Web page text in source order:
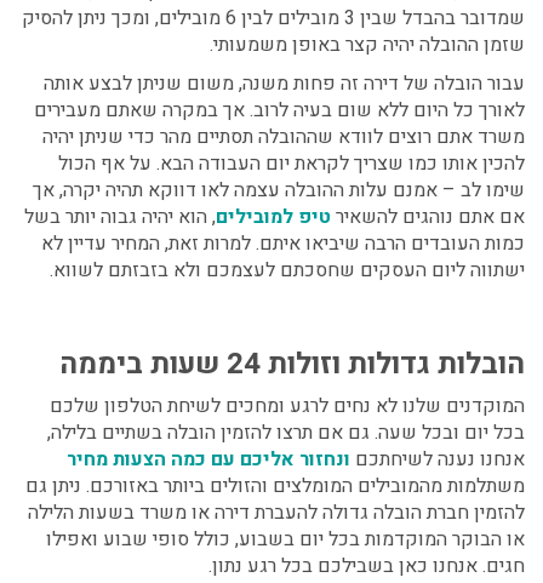
שמדובר בהבדל שבין 3 מובילים לבין 6 מובילים, ומכך ניתן להסיק
שזמן ההובלה יהיה קצר באופן משמעותי.
עבור הובלה של דירה זה פחות משנה, משום שניתן לבצע אותה
לאורך כל היום ללא שום בעיה לרוב. אך במקרה שאתם מעבירים
משרד אתם רוצים לוודא שההובלה תסתיים מהר כדי שניתן יהיה
להכין אותו כמו שצריך לקראת יום העבודה הבא. על אף הכול
שימו לב – אמנם עלות ההובלה עצמה לאו דווקא תהיה יקרה, אך
אם אתם נוהגים להשאיר טיפ למובילים, הוא יהיה גבוה יותר בשל
כמות העובדים הרבה שיביאו איתם. למרות זאת, המחיר עדיין לא
ישתווה ליום העסקים שחסכתם לעצמכם ולא בזבזתם לשווא.
הובלות גדולות וזולות24 שעות ביממה
המוקדנים שלנו לא נחים לרגע ומחכים לשיחת הטלפון שלכם
בכל יום ובכל שעה. גם אם תרצו להזמין הובלה בשתיים בלילה,
אנחנו נענה לשיחתכם ונחזור אליכם עם כמה הצעות מחיר
משתלמות מהמובילים המומלצים והזולים ביותר באזורכם. ניתן גם
להזמין חברת הובלה גדולהלהעברת דירה או משרד בשעות הלילה
או הבוקר המוקדמות בכל יום בשבוע, כולל סופי שבוע ואפילו
חגים. אנחנו כאן בשבילכם בכל רגע נתון.